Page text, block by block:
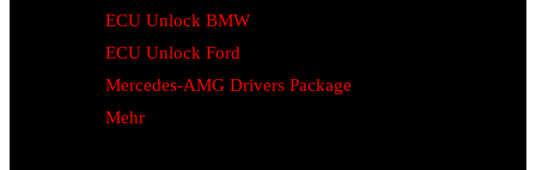
ECU Unlock BMW
ECU Unlock Ford
Mercedes-AMG Drivers Package
Mehr